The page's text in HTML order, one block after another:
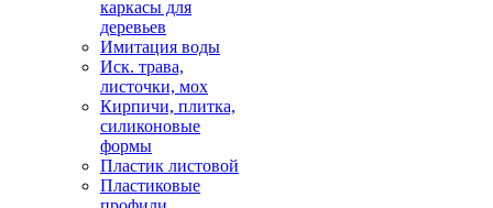
каркасы для
деревьев
Имитация воды
Иск. трава,
листочки, мох
Кирпичи, плитка,
силиконовые
формы
Пластик листовой
Пластиковые